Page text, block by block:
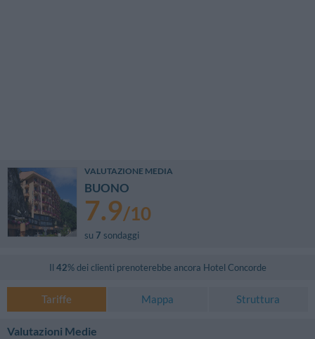
VALUTAZIONE MEDIA
BUONO
7.9/10
su 7 sondaggi
Il 42% dei clienti prenoterebbe ancora Hotel Concorde
Tariffe Mappa Struttura
Valutazioni Medie